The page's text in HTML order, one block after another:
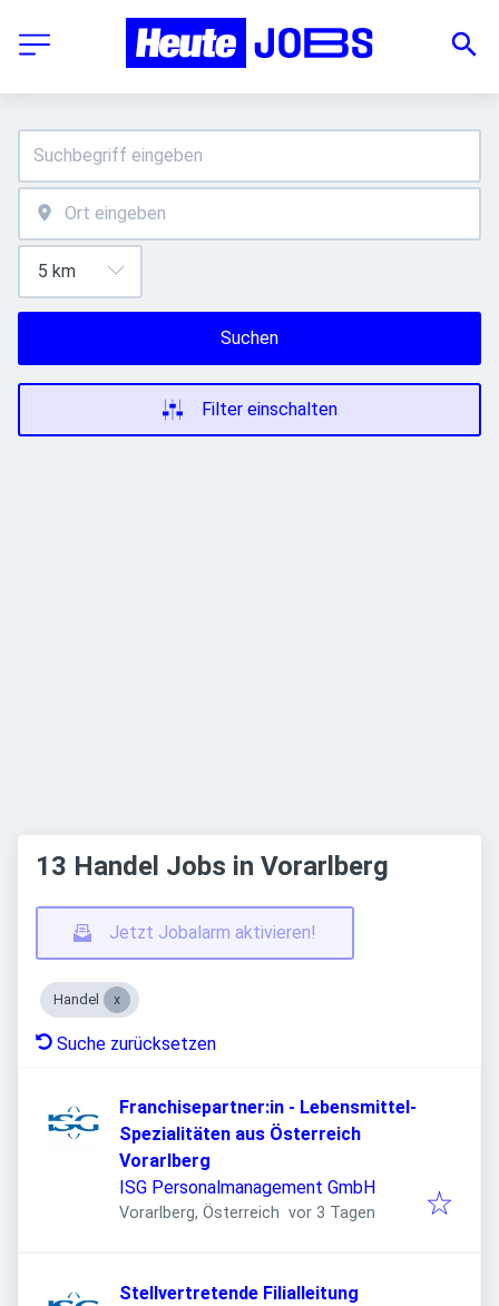
Suchen
Filter einschalten
13 Handel Jobs in Vorarlberg
Jetzt Jobalarm aktivieren!
Handel
Suche zurücksetzen
Franchisepartner:in - Lebensmittel-
Spezialitäten aus Österreich
Vorarlberg
ISG Personalmanagement GmbH
Vorarlberg, Österreich Veröffentlicht
vor 3 Tagen
Stellvertretende Filialleitung